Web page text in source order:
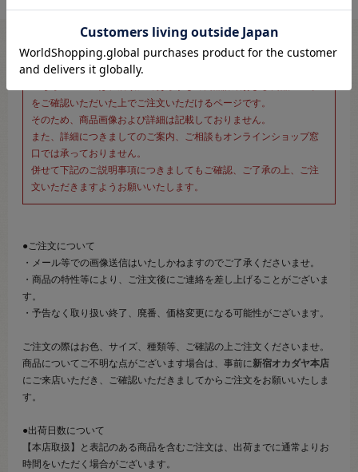
※新宿オカダヤ本店お取り扱い商品のご注文専用ページです※
をご確認いただいた上でご注文いただけるページです。
そのため、商品画像および詳細は記載しておりません。
また、詳細につきましてのご案内、ご相談もオンラインショップ窓
口では承っておりません。
併せて下記のご説明事項につきましてもご確認、ご了承の上、ご注
文いただきますようお願いいたします。
●ご注文について
・メール等での画像送信はいたしかねますのでご了承くださいませ。
・商品の特性等により、ご注文後にご連絡を差し上げることがございま
す。
・予告なく取り扱い終了、廃番、価格変更になる可能性がございます。
ご注文の際はお色、サイズ、種類等、ご確認の上ご注文くださいませ。
商品についてご不明な点がございます場合は、事前に新宿オカダヤ本店
にご来店いただき、ご確認いただきましてからご注文をお願いいたしま
す。
●出荷日数について
【本店取扱】と表記のある商品を含むご注文は、出荷までに通常よりお
時間をいただく場合がございます。